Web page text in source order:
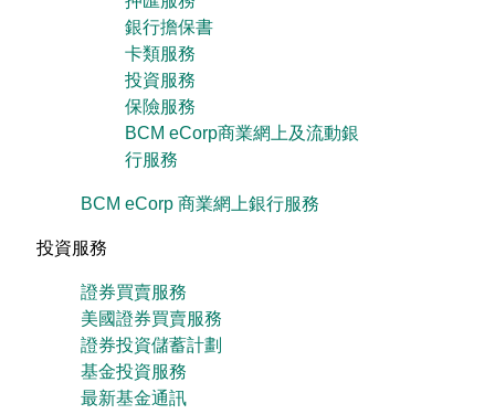
銀行擔保書
卡類服務
投資服務
保險服務
BCM eCorp商業網上及流動銀
行服務
BCM eCorp 商業網上銀行服務
投資服務
證券買賣服務
美國證券買賣服務
證券投資儲蓄計劃
基金投資服務
最新基金通訊